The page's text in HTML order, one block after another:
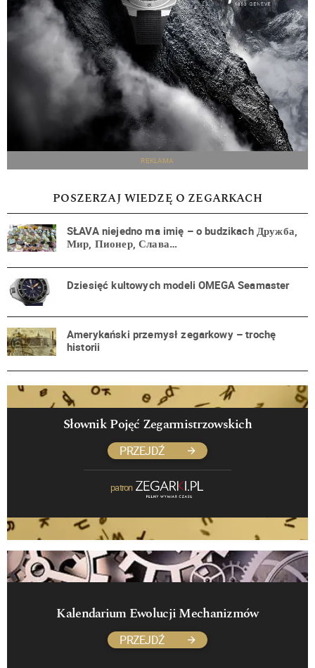
REKLAMA
POSZERZAJ WIEDZĘ O ZEGARKACH
SŁAVA niejedno ma imię – o budzikach Дружба,
Мир, Пионер, Слава…
Dziesięć kultowych modeli OMEGA Seamaster
Amerykański przemysł zegarkowy – trochę
historii
Słownik Pojęć Zegarmistrzowskich
PRZEJDŹ
patron
Kalendarium Ewolucji Mechanizmów
PRZEJDŹ